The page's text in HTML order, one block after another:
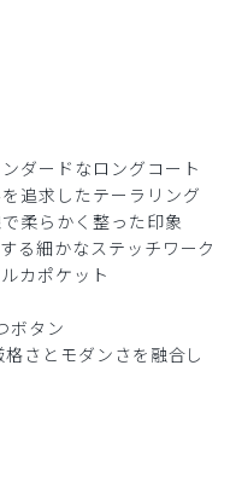
2025-12-28
購入してサイズが合わ
イズで購入したが合わ
があったのでしょう
ダードなロングコート
追求したテーラリング
柔らかく整った印象
る細かなステッチワーク
カポケット
ボタン
さとモダンさを融合し